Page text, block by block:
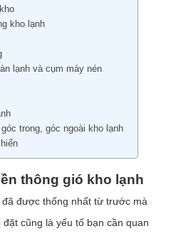
kho lạnh
lạnh và cụm máy nén
trong, góc ngoài kho lạnh
thông gió kho lạnh
được thống nhất từ trước mà
cũng là yếu tố bạn cần quan